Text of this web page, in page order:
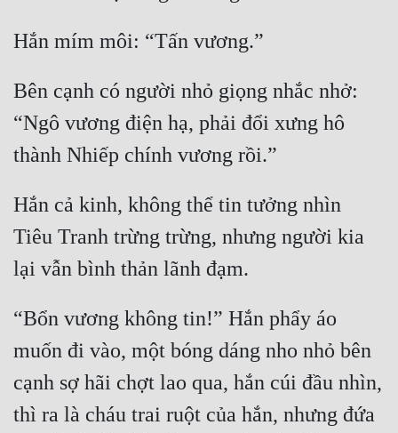
Bên cạnh có người nhỏ giọng nhắc nhở:
“Ngô vương điện hạ, phải đổi xưng hô
Hắn cả kinh, không thể tin tưởng nhìn
Tiêu Tranh trừng trừng, nhưng người kia
“Bổn vương không tin!” Hắn phẩy áo
muốn đi vào, một bóng dáng nho nhỏ bên
cạnh sợ hãi chợt lao qua, hắn cúi đầu nhìn,
thì ra là cháu trai ruột của hắn, nhưng đứa